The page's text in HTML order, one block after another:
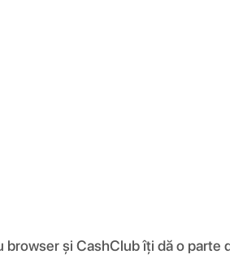
și CashClub îți dă o